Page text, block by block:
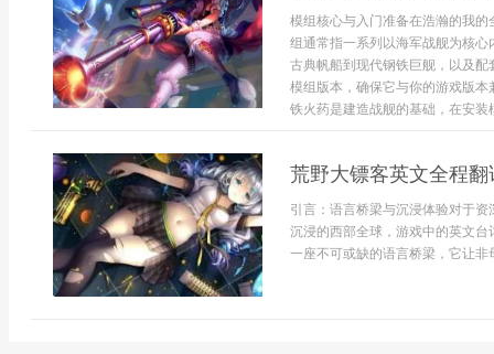
模组核心与入门准备在浩瀚的我
组通常指一系列以海军战舰为核
古典帆船到现代钢铁巨舰，以及
模组版本，确保它与你的游戏版
铁火药是建造战舰的基础，在安装
荒野大镖客英文全程
引言：语言桥梁与沉浸体验对于
沉浸的西部全球，游戏中的英文
一座不可或缺的语言桥梁，它让